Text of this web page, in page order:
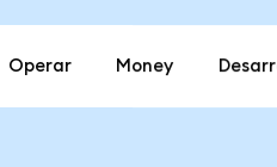
Operar Money